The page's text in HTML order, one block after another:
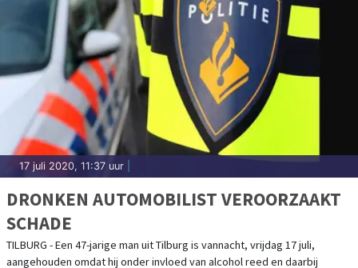
17 juli 2020, 11:37 uur
DRONKEN AUTOMOBILIST VEROORZAAKT
SCHADE
TILBURG - Een 47-jarige man uit Tilburg is vannacht, vrijdag 17 juli,
aangehouden omdat hij onder invloed van alcohol reed en daarbij